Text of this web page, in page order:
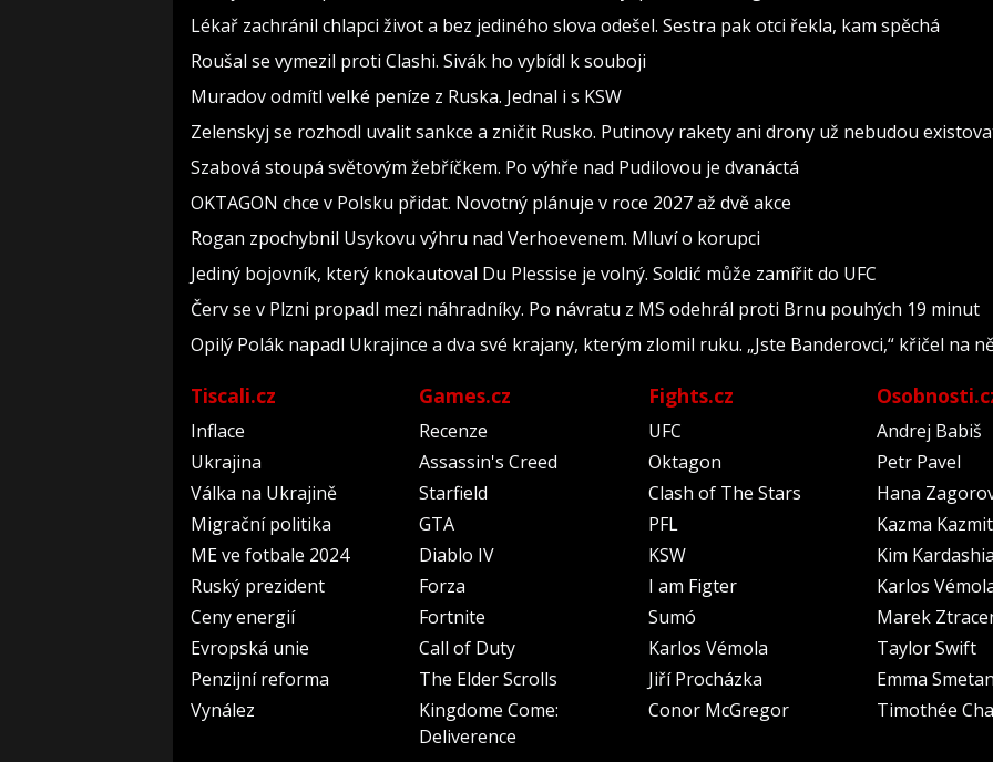
Lékař zachránil chlapci život a bez jediného slova odešel. Sestra pak otci řekla, kam spěchá
Roušal se vymezil proti Clashi. Sivák ho vybídl k souboji
Muradov odmítl velké peníze z Ruska. Jednal i s KSW
Zelenskyj se rozhodl uvalit sankce a zničit Rusko. Putinovy rakety ani drony už nebudou
Szabová stoupá světovým žebříčkem. Po výhře nad Pudilovou je dvanáctá
OKTAGON chce v Polsku přidat. Novotný plánuje v roce 2027 až dvě akce
Rogan zpochybnil Usykovu výhru nad Verhoevenem. Mluví o korupci
Jediný bojovník, který knokautoval Du Plessise je volný. Soldić může zamířit do UFC
Červ se v Plzni propadl mezi náhradníky. Po návratu z MS odehrál proti Brnu pouhých 19 minut
Opilý Polák napadl Ukrajince a dva své krajany, kterým zlomil ruku. „Jste Banderovci,“ křičel na
Tiscali.cz
Inflace
Ukrajina
Válka na Ukrajině
Migrační politika
ME ve fotbale 2024
Ruský prezident
Ceny energií
Evropská unie
Penzijní reforma
Vynález
Games.cz
Recenze
Assassin's Creed
Starfield
GTA
Diablo IV
Forza
Fortnite
Call of Duty
The Elder Scrolls
Kingdome Come:
Deliverence
Fights.cz
UFC
Oktagon
Clash of The Stars
PFL
KSW
I am Figter
Sumó
Karlos Vémola
Jiří Procházka
Conor McGregor
Andrej Babiš
Petr Pavel
Hana
Kazma
Kim
Karlos
Marek
Taylor Swift
Emma
Timothée